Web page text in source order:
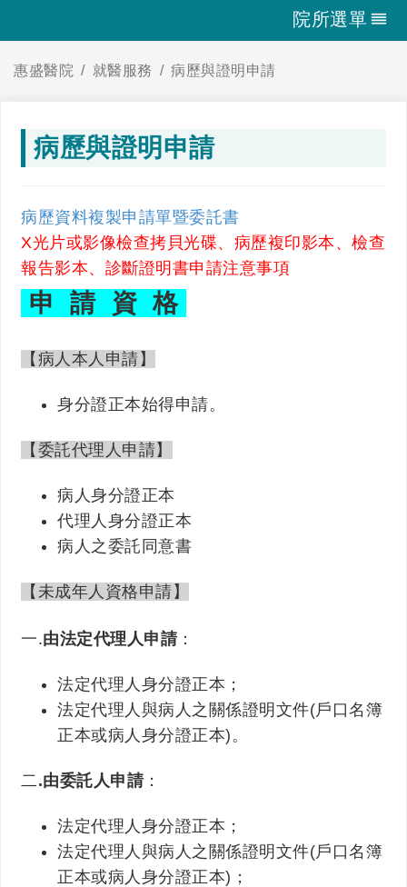
院所選單
惠盛醫院 就醫服務 病歷與證明申請
病歷與證明申請
病歷資料複製申請單暨委託書
X光片或影像檢查拷貝光碟、病歷複印影本、檢查
報告影本、診斷證明書申請注意事項
申 請 資 格
【病人本人申請】
身分證正本始得申請。
【委託代理人申請】
病人身分證正本
代理人身分證正本
病人之委託同意書
【未成年人資格申請】
一.由法定代理人申請：
法定代理人身分證正本；
法定代理人與病人之關係證明文件(戶口名簿
正本或病人身分證正本)。
二.由委託人申請：
法定代理人身分證正本；
法定代理人與病人之關係證明文件(戶口名簿
正本或病人身分證正本)；